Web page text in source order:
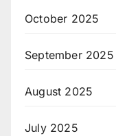
October 2025
September 2025
August 2025
July 2025